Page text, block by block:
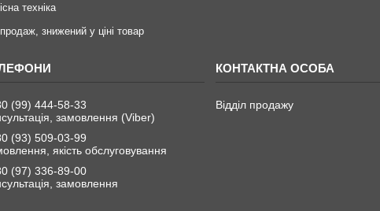
техніка
знижений у ціні товар
(99) 444-58-33
замовлення (Viber)
(93) 509-03-99
якість обслуговування
(97) 336-89-00
замовлення
Відділ продажу